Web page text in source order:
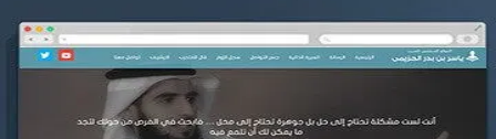
موقع ياسر بن بدر الحزيمي